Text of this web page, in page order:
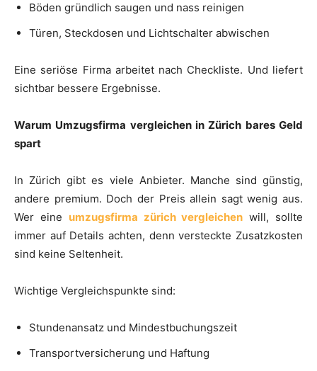
Böden gründlich saugen und nass reinigen
Türen, Steckdosen und Lichtschalter abwischen
Eine seriöse Firma arbeitet nach Checkliste. Und liefert
sichtbar bessere Ergebnisse.
Warum Umzugsfirma vergleichen in Zürich bares Geld
spart
In Zürich gibt es viele Anbieter. Manche sind günstig,
andere premium. Doch der Preis allein sagt wenig aus.
Wer eine umzugsfirma zürich vergleichen will, sollte
immer auf Details achten, denn versteckte Zusatzkosten
sind keine Seltenheit.
Wichtige Vergleichspunkte sind:
Stundenansatz und Mindestbuchungszeit
Transportversicherung und Haftung